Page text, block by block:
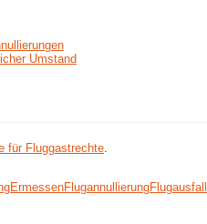
Umstand
für Fluggastrechte
ErmessenFlugannullierungFlugausfall